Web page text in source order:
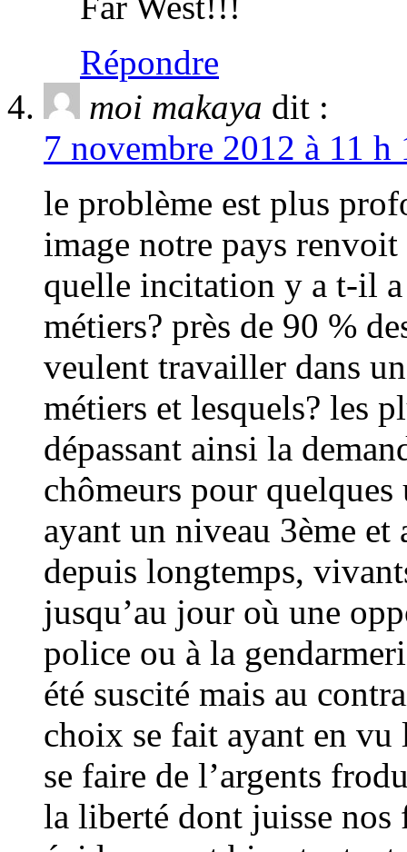
Répondre
moi makaya dit :
7 novembre 2012 à 11
le problème est plus
image notre pays renvoit
quelle incitation y a t-il a
métiers? près de 90 %
veulent travailler dans
métiers et lesquels? les
dépassant ainsi la
chômeurs pour
ayant un niveau 3ème
depuis longtemps,
jusqu’au jour où une
police ou à la
été suscité mais au
choix se fait ayant en vu
se faire de l’argents
la liberté dont juisse nos